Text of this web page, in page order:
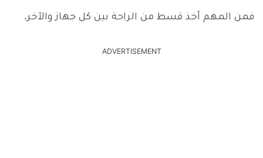
فمن المهم أخذ قسط من الراحة بين كل جهاز والآخر.
ADVERTISEMENT